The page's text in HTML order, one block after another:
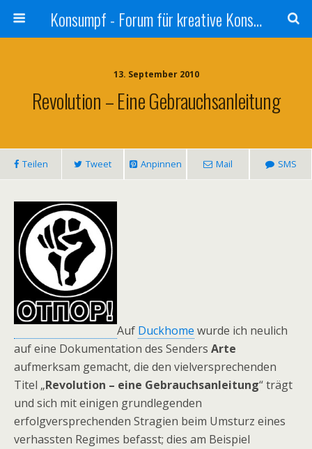
Konsumpf - Forum für kreative Konsumkritik - Culture Jamming, Nachhaltigkeit, Konzernkritik, Adbusting
13. September 2010
Revolution – Eine Gebrauchsanleitung
Teilen Tweet Anpinnen Mail SMS
Auf Duckhome wurde ich neulich
auf eine Dokumentation des Senders Arte
aufmerksam gemacht, die den vielversprechenden
Titel „Revolution – eine Gebrauchsanleitung“ trägt
und sich mit einigen grundlegenden
erfolgversprechenden Stragien beim Umsturz eines
verhassten Regimes befasst; dies am Beispiel